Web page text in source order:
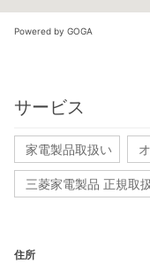
Powered by GOGA
サービス
家電製品取扱い
三菱家電製品 正規取
住所